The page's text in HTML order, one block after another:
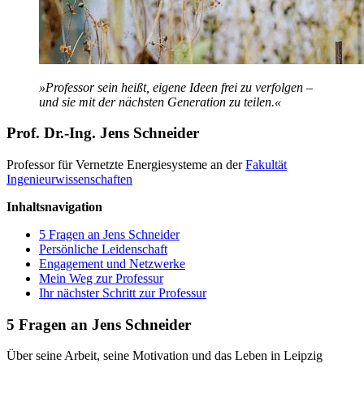
»Professor sein heißt, eigene Ideen frei zu verfolgen –
und sie mit der nächsten Generation zu teilen.«
Prof. Dr.-Ing. Jens Schneider
Professor für Vernetzte Energiesysteme an derFakultät
Ingenieurwissenschaften
Inhaltsnavigation
5 Fragen an Jens Schneider
Persönliche Leidenschaft
Engagement und Netzwerke
Mein Weg zur Professur
Ihr nächster Schritt zur Professur
5 Fragen an Jens Schneider
Über seine Arbeit, seine Motivation und das Leben in Leipzig